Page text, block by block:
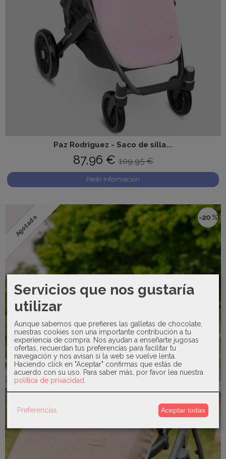
Paz Rodríguez - Saco de silla...
87,96 €109,95 €
Pedir Información
Agotado -20 %
Servicios que nos gustaría
utilizar
Aunque sabemos que prefieres las galletas de chocolate,
nuestras cookies son una importante contribución a tu
experiencia de compra. Nos ayudan a enseñarte jugosas
ofertas, recuerdan tus preferencias para facilitar tu
navegación y nos avisan si la web se vuelve lenta.
Haciendo click en "Aceptar" confirmas que estás de
acuerdo con su uso. Para saber más, por favor lea nuestra
política de privacidad
Preferencias Aceptar todas